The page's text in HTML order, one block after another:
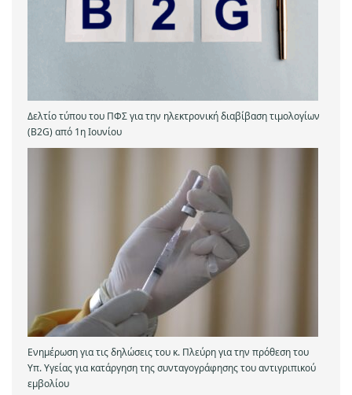
Δελτίο τύπου του ΠΦΣ για την ηλεκτρονική διαβίβαση τιμολογίων
(B2G) από 1η Ιουνίου
Ενημέρωση για τις δηλώσεις του κ. Πλεύρη για την πρόθεση του
Υπ. Υγείας για κατάργηση της συνταγογράφησης του αντιγριπικού
εμβολίου